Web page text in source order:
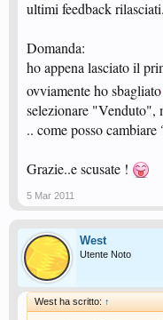
ultimi feedback rilasciati.
Domanda:
ho appena lasciato il
ovviamente ho sbagliato
selezionare "Venduto",
.. come posso
Grazie..e scusate !
5 Mar 2011
West
Utente Noto
West ha scritto: ↑